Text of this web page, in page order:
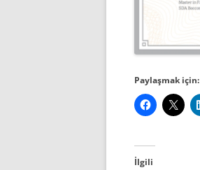
Paylaşmak için:
İlgili